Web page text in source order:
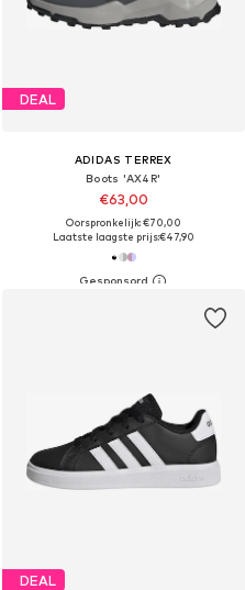
DEAL
ADIDAS TERREX
Boots 'AX4R'
€63,00
Oorspronkelijk: €70,00
Laatste laagste prijs:€47,90
DEAL